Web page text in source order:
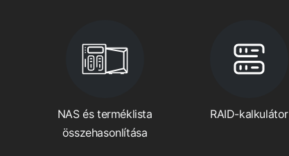
NAS és terméklista
összehasonlítása
RAID-kalkulátor